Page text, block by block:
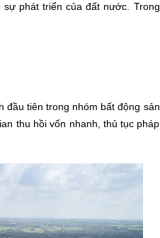
phát triển của đất nước. Trong
đầu tiên trong nhóm bất động sản
thu hồi vốn nhanh, thủ tục pháp